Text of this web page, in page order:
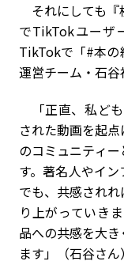
それにしても『
でTikTokユーザ
TikTokで「#本の
運営チーム・石谷
「正直、私ど
された動画を起
のコミュニティ
す。著名人やイ
でも、共感され
り上がっていき
品への共感を大
ます」（石谷さん）